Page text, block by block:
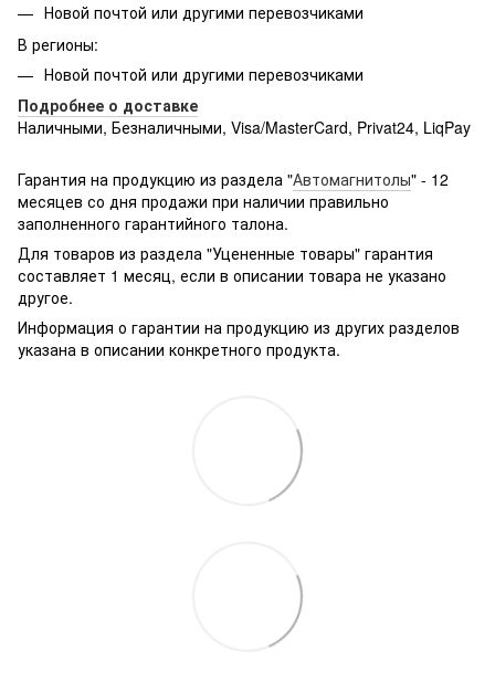
Новой почтой или другими перевозчиками
В регионы:
Новой почтой или другими перевозчиками
Подробнее о доставке
Наличными, Безналичными, Visa/MasterCard, Privat24, LiqPay
g361hhadsek/p3316040/#
Гарантия на продукцию из раздела "Автомагнитолы" - 12
месяцев со дня продажи при наличии правильно
заполненного гарантийного талона.
Для товаров из раздела "Уцененные товары" гарантия
составляет 1 месяц, если в описании товара не указано
другое.
Информация о гарантии на продукцию из других разделов
указана в описании конкретного продукта.